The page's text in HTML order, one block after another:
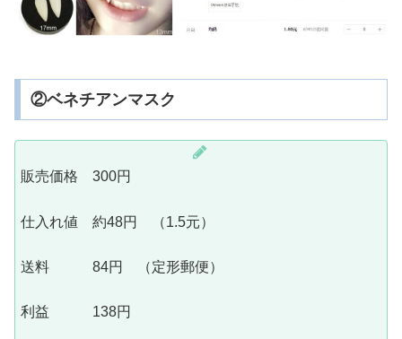
②ベネチアンマスク
販売価格 300円
仕入れ値 約48円 （1.5元）
送料 84円 （定形郵便）
利益 138円